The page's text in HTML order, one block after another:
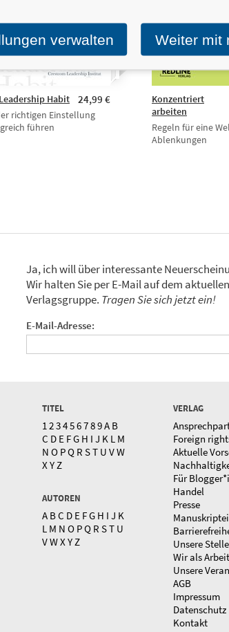
24,99 €
Habit
richtigen Einstellung
führen
Konzentriert
arbeiten
Regeln für eine
Ablenkungen
Ja, ich will über interessante
Wir halten Sie per E-Mail auf dem
Verlagsgruppe. Tragen Sie sich jetzt ein!
E-Mail-Adresse:
TITEL
123456789A B
C D E FG H I J K L M
N O PQ R ST U VW
XYZ
AUTOREN
A BC D E FG H I J K
L M N O PQ R ST U
VWXYZ
VERLAG
Foreign
Aktuelle
Für
Handel
Presse
Unsere
Wir als
Unsere
AGB
Impressum
Datenschutz
Kontakt
verwalten Weiter mit